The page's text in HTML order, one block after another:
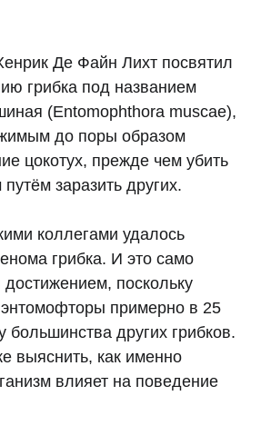
Де Файн Лихт посвятил
грибка под названием
(Entomophthora muscae),
до поры образом
цокотух, прежде чем убить
заразить других.
коллегами удалось
грибка. И это само
достижением, поскольку
примерно в 25
большинства других грибков.
выяснить, как именно
влияет на поведение